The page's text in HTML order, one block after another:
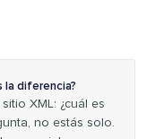
la diferencia?
XML: ¿cuál es
no estás solo.